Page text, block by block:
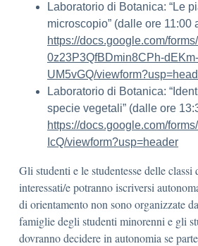
Laboratorio di Botanica: “Le
microscopio” (dalle ore 11:00
https://docs.google.com/
0z23P3QfBDmin8CPh-dEKm-
UM5vGQ/
Laboratorio di Botanica:
specie vegetali” (dalle ore
https://docs.google.com/
IcQ/viewform?usp=header
Gli studenti e le studentesse delle classi
interessati/e potranno iscriversi
di orientamento non sono organizzate
famiglie degli studenti minorenni e gli
dovranno decidere in autonomia se